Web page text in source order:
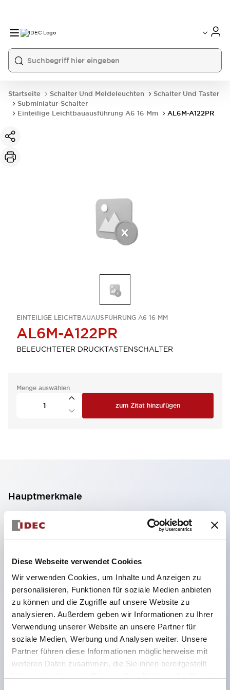
Diese Webseite verwendet Cookies
Wir verwenden Cookies, um Inhalte und Anzeigen zu
personalisieren, Funktionen für soziale Medien anbieten
zu können und die Zugriffe auf unsere Website zu
analysieren. Außerdem geben wir Informationen zu Ihrer
Verwendung unserer Website an unsere Partner für
soziale Medien, Werbung und Analysen weiter. Unsere
Partner führen diese Informationen möglicherweise mit
weiteren Daten zusammen, die Sie ihnen bereitgestellt
Startseite Schalter Und Meldeleuchten
Schalter Und Taster
Subminiatur-Schalter
Einteilige Leichtbauausführung A6 16 Mm
AL6M-A122PR
EINTEILIGE LEICHTBAUAUSFÜHRUNG A6 16 MM
AL6M-A122PR
BELEUCHTETER DRUCKTASTENSCHALTER
Menge auswählen
zum Zitat hinzufügen
Hauptmerkmale
Geeignet für ein breites Anwendungsspektrum
von der Konsumelektronik bis zum FA-Bereich
Schutzarten IP40 und IP65 vollständig verfügbar
(IEC 60529)
UL- und CSA-zertifiziert. Entspricht EN (Europa)
Normen. CCC-zertifiziert (außer Anzeigeleuchten).
Mit speziellem Zubehör leicht auf Φ22 Flash-
Silhouette umstellbar